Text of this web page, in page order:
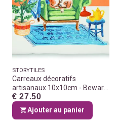
STORYTILES
Carreaux décoratifs
artisanaux 10x10cm - Beware
of the dog
€ 27.50
Ajouter au panier